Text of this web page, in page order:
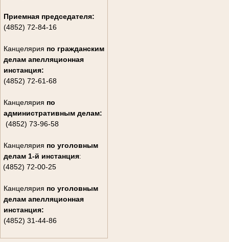
Приемная председателя:
(4852) 72-84-16
Канцелярия по гражданским
делам апелляционная
инстанция:
(4852) 72-61-68
Канцелярия по
административным делам:
(4852) 73-96-58
Канцелярия по уголовным
делам 1-й инстанция:
(4852) 72-00-25
Канцелярия по уголовным
делам апелляционная
инстанция:
(4852) 31-44-86